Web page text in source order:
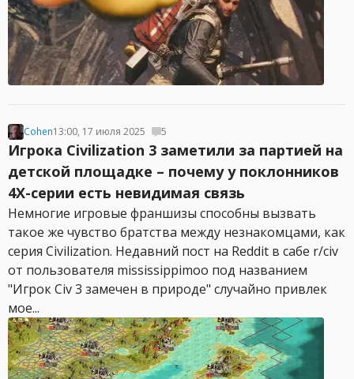
Cohen13:00, 17 июля 2025 5
Игрока Civilization 3 заметили за партией на
детской площадке – почему у поклонников
4X-серии есть невидимая связь
Немногие игровые франшизы способны вызвать
такое же чувство братства между незнакомцами, как
серия Civilization. Недавний пост на Reddit в сабе r/civ
от пользователя mississippimoo под названием
"Игрок Civ 3 замечен в природе" случайно привлек
мое...